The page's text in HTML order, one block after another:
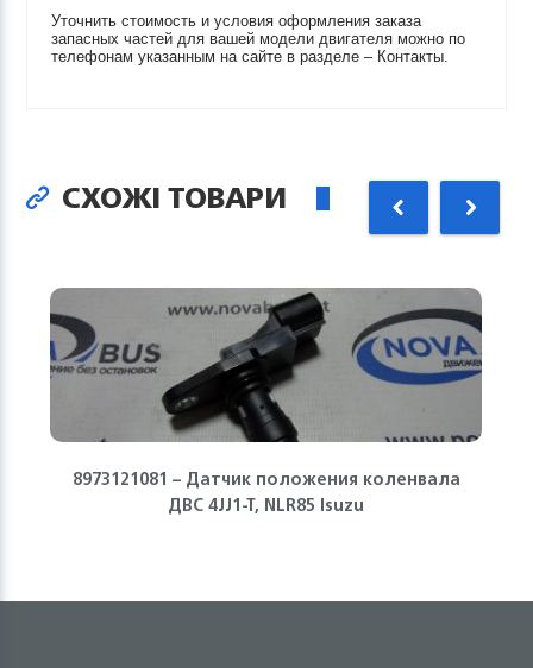
Уточнить стоимость и условия оформления заказа
запасных частей для вашей модели двигателя можно по
телефонам указанным на сайте в разделе – Контакты.
СХОЖІ ТОВАРИ
8973121081 – Датчик положения коленвала
ДВС 4JJ1-T, NLR85 Isuzu